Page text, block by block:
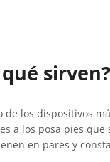
sirven?
de los dispositivos
a los posa pies
en pares y